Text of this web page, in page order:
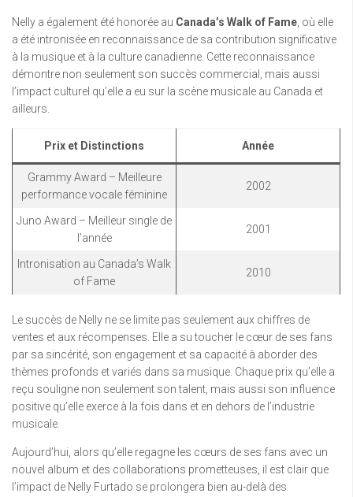
Nelly a également été honorée au Canada’s Walk of Fame , où elle
a été intronisée en reconnaissance de sa contribution significative
à la musique et à la culture canadienne. Cette reconnaissance
démontre non seulement son succès commercial, mais aussi
l’impact culturel qu’elle a eu sur la scène musicale au Canada et
ailleurs.
Prix et Distinctions Année
Grammy Award – Meilleure
performance vocale féminine
2002
Juno Award – Meilleur single de
l’année
2001
Intronisation au Canada’s Walk
of Fame
2010
Le succès de Nelly ne se limite pas seulement aux chiffres de
ventes et aux récompenses. Elle a su toucher le cœur de ses fans
par sa sincérité, son engagement et sa capacité à aborder des
thèmes profonds et variés dans sa musique. Chaque prix qu’elle a
reçu souligne non seulement son talent, mais aussi son influence
positive qu’elle exerce à la fois dans et en dehors de l’industrie
musicale.
Aujourd’hui, alors qu’elle regagne les cœurs de ses fans avec un
nouvel album et des collaborations prometteuses, il est clair que
l’impact de Nelly Furtado se prolongera bien au-delà des